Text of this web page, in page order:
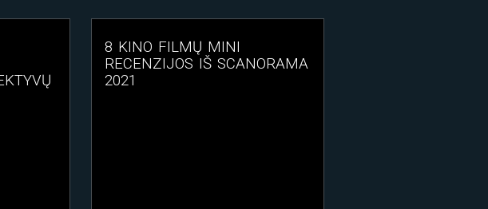
8 KINO FILMŲ MINI
RECENZIJOS IŠ SCANORAMA
2021